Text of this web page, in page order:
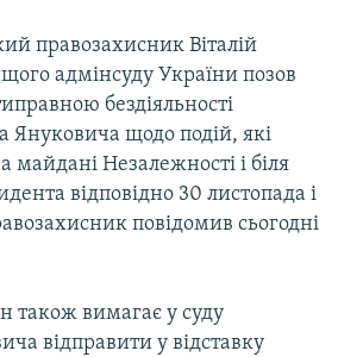
правозахисник Віталій
адмінсуду України позов
бездіяльності
Януковича щодо подій, які
майдані Незалежності і біля
відповідно 30 листопада і
повідомив сьогодні
також вимагає у суду
відправити у відставку